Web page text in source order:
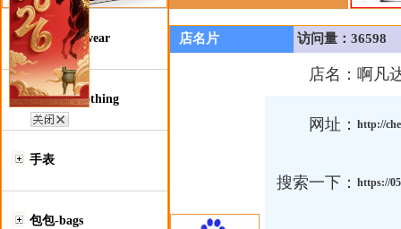
鞋类-Footwear
服装类-Clothing
手表
包包-bags
店名片 访问量：36598
店名： 啊凡
网址： http://
搜索一下： https://